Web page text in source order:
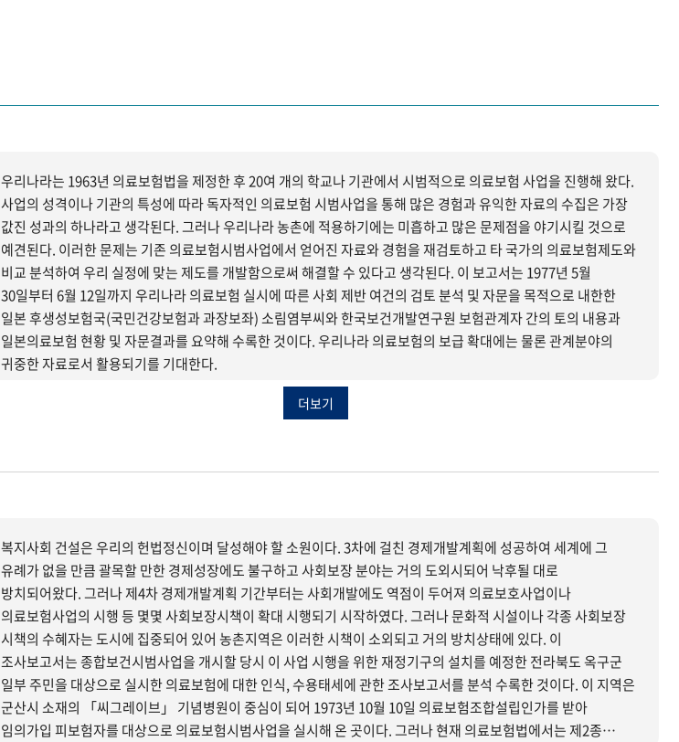
우리나라는 1963년 의료보험법을 제정한 후 20여 개의 학교나 기관에서 시범적으로 의료보험 사업을 진행해 왔다.
사업의 성격이나 기관의 특성에 따라 독자적인 의료보험 시범사업을 통해 많은 경험과 유익한 자료의 수집은 가장
값진 성과의 하나라고 생각된다. 그러나 우리나라 농촌에 적용하기에는 미흡하고 많은 문제점을 야기시킬 것으로
예견된다. 이러한 문제는 기존 의료보험시범사업에서 얻어진 자료와 경험을 재검토하고 타 국가의 의료보험제도와
비교 분석하여 우리 실정에 맞는 제도를 개발함으로써 해결할 수 있다고 생각된다. 이 보고서는 1977년 5월
30일부터 6월 12일까지 우리나라 의료보험 실시에 따른 사회 제반 여건의 검토 분석 및 자문을 목적으로 내한한
일본 후생성보험국(국민건강보험과 과장보좌) 소림염부씨와 한국보건개발연구원 보험관계자 간의 토의 내용과
일본의료보험 현황 및 자문결과를 요약해 수록한 것이다. 우리나라 의료보험의 보급 확대에는 물론 관계분야의
귀중한 자료로서 활용되기를 기대한다.
더보기
복지사회 건설은 우리의 헌법정신이며 달성해야 할 소원이다. 3차에 걸친 경제개발계획에 성공하여 세계에 그
유례가 없을 만큼 괄목할 만한 경제성장에도 불구하고 사회보장 분야는 거의 도외시되어 낙후될 대로
방치되어왔다. 그러나 제4차 경제개발계획 기간부터는 사회개발에도 역점이 두어져 의료보호사업이나
의료보험사업의 시행 등 몇몇 사회보장시책이 확대 시행되기 시작하였다. 그러나 문화적 시설이나 각종 사회보장
시책의 수혜자는 도시에 집중되어 있어 농촌지역은 이러한 시책이 소외되고 거의 방치상태에 있다. 이
조사보고서는 종합보건시범사업을 개시할 당시 이 사업 시행을 위한 재정기구의 설치를 예정한 전라북도 옥구군
일부 주민을 대상으로 실시한 의료보험에 대한 인식, 수용태세에 관한 조사보고서를 분석 수록한 것이다. 이 지역은
군산시 소재의 「씨그레이브」 기념병원이 중심이 되어 1973년 10월 10일 의료보험조합설립인가를 받아
임의가입 피보험자를 대상으로 의료보험시범사업을 실시해 온 곳이다. 그러나 현재 의료보험법에서는 제2종